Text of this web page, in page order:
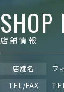
SHOP
店舗情報
店舗名
フ
TEL/FAX